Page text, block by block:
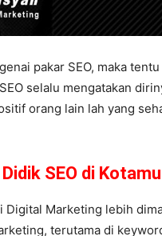
pakar SEO, maka
selalu mengatakan
orang lain lah yang
Didik SEO di
Digital Marketing lebih
terutama di